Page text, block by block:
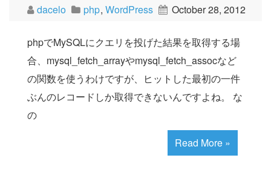
dacelo php, WordPress October 28, 2012
phpでMySQLにクエリを投げた結果を取得する場
合、mysql_fetch_arrayやmysql_fetch_assocなど
の関数を使うわけですが、ヒットした最初の一件
ぶんのレコードしか取得できないんですよね。 な
の
Read More »